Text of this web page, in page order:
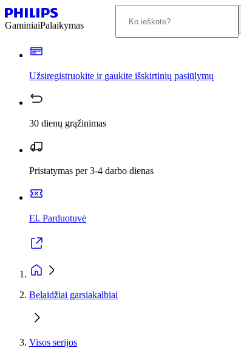
GaminiaiPalaikymas
Užsiregistruokite ir gaukite išskirtinių pasiūlymų
30 dienų grąžinimas
Pristatymas per 3-4 darbo dienas
El. Parduotuvė
Belaidžiai garsiakalbiai
Visos serijos